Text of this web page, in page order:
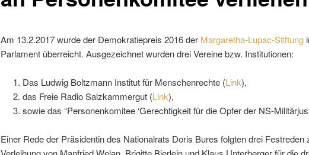
Am 13.2.2017 wurde der Demokratiepreis 2016 der Margaretha-Lupac-Stiftung
Parlament überreicht. Ausgezeichnet wurden drei Vereine bzw. Institutionen:
Das Ludwig Boltzmann Institut für Menschenrechte (Link),
das Freie Radio Salzkammergut (Link),
sowie das “Personenkomitee ‘Gerechtigkeit für die Opfer der NS-
Einer Rede der Präsidentin des Nationalrats Doris Bures folgten drei Festreden